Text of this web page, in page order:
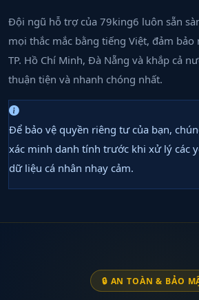
Đội ngũ hỗ trợ của 79king6 luôn sẵn
mọi thắc mắc bằng tiếng Việt, đảm
TP. Hồ Chí Minh, Đà Nẵng và khắp cả
thuận tiện và nhanh chóng nhất.
Để bảo vệ quyền riêng tư của bạn,
xác minh danh tính trước khi xử lý các
dữ liệu cá nhân nhạy cảm.
🔒 AN TOÀN & BẢO